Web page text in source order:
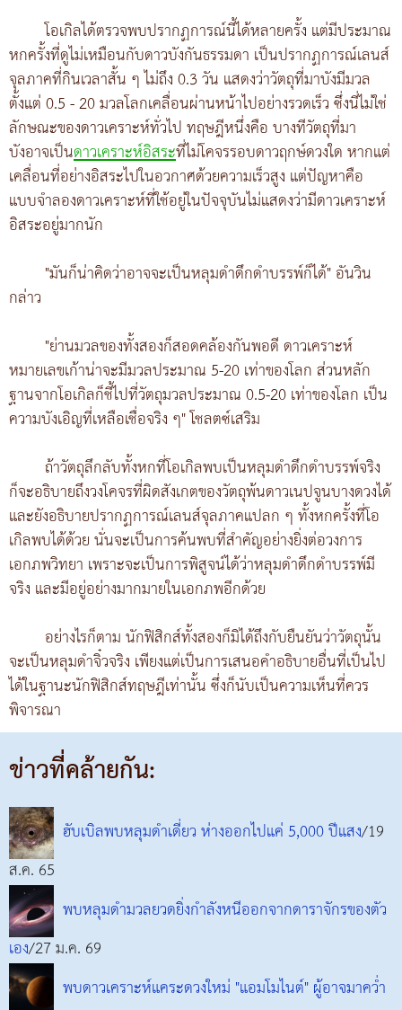
โอเกิลได้ตรวจพบปรากฏการณ์นี้ได้หลายครั้ง แต่มีประมาณ
หกครั้งที่ดูไม่เหมือนกับดาวบังกันธรรมดา เป็นปรากฏการณ์เลนส์
จุลภาคที่กินเวลาสั้น ๆ ไม่ถึง 0.3 วัน แสดงว่าวัตถุที่มาบังมีมวล
ตั้งแต่ 0.5 - 20 มวลโลกเคลื่อนผ่านหน้าไปอย่างรวดเร็ว ซึ่งนี่ไม่ใช่
ลักษณะของดาวเคราะห์ทั่วไป ทฤษฎีหนึ่งคือ บางทีวัตถุที่มา
บังอาจเป็นดาวเคราะห์อิสระที่ไม่โคจรรอบดาวฤกษ์ดวงใด หากแต่
เคลื่อนที่อย่างอิสระไปในอวกาศด้วยความเร็วสูง แต่ปัญหาคือ
แบบจำลองดาวเคราะห์ที่ใช้อยู่ในปัจจุบันไม่แสดงว่ามีดาวเคราะห์
อิสระอยู่มากนัก
"มันก็น่าคิดว่าอาจจะเป็นหลุมดำดึกดำบรรพ์ก็ได้" อันวิน
กล่าว
"ย่านมวลของทั้งสองก็สอดคล้องกันพอดี ดาวเคราะห์
หมายเลขเก้าน่าจะมีมวลประมาณ 5-20 เท่าของโลก ส่วนหลัก
ฐานจากโอเกิลก็ชี้ไปที่วัตถุมวลประมาณ 0.5-20 เท่าของโลก เป็น
ความบังเอิญที่เหลือเชื่อจริง ๆ" โชลตซ์เสริม
ถ้าวัตถุลึกลับทั้งหกที่โอเกิลพบเป็นหลุมดำดึกดำบรรพ์จริง
ก็จะอธิบายถึงวงโคจรที่ผิดสังเกตของวัตถุพ้นดาวเนปจูนบางดวงได้
และยังอธิบายปรากฏการณ์เลนส์จุลภาคแปลก ๆ ทั้งหกครั้งที่โอ
เกิลพบได้ด้วย นั่นจะเป็นการค้นพบที่สำคัญอย่างยิ่งต่อวงการ
เอกภพวิทยา เพราะจะเป็นการพิสูจน์ได้ว่าหลุมดำดึกดำบรรพ์มี
จริง และมีอยู่อย่างมากมายในเอกภพอีกด้วย
อย่างไรก็ตาม นักฟิสิกส์ทั้งสองก็มิได้ถึงกับยืนยันว่าวัตถุนั้น
จะเป็นหลุมดำจิ๋วจริง เพียงแต่เป็นการเสนอคำอธิบายอื่นที่เป็นไป
ได้ในฐานะนักฟิสิกส์ทฤษฎีเท่านั้น ซึ่งก็นับเป็นความเห็นที่ควร
พิจารณา
ข่าวที่คล้ายกัน:
ฮับเบิลพบหลุมดำเดี่ยว ห่างออกไปแค่ 5,000 ปีแสง/19
ส.ค. 65
พบหลุมดำมวลยวดยิ่งกำลังหนีออกจากดาราจักรของตัว
เอง/27 ม.ค. 69
พบดาวเคราะห์แคระดวงใหม่ "แอมโมไนต์" ผู้อาจมาคว่ำ